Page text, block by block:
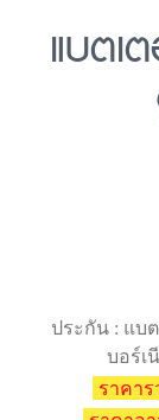
แบต
ประกัน : แบ
บอร์เ
ราคา